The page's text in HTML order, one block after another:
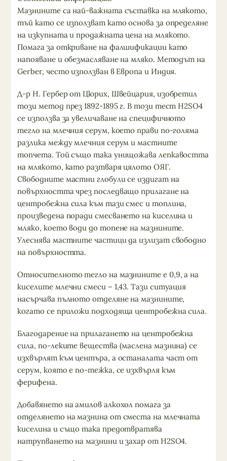
Мазнините са най-важната съставка на млякото,
тъй като се използват като основа за определяне
на изкупната и продажната цена на млякото.
Помага за откриване на фалшификации като
напояване и обезмасляване на мляко. Методът на
Gerber, често използван в Европа и Индия.
Д-р Н. Гербер от Цюрих, Швейцария, изобретил
този метод през 1892-1895 г. В този тест H2SO4
се използва за увеличаване на специфичното
тегло на млечния серум, което прави по-голяма
разлика между млечния серум и мастните
топчета. Той също така унищожава лепкавостта
на млякото, като разтваря цялото ОЯГ.
Свободните мастни глобули се издигат на
повърхността чрез последващо прилагане на
центробежна сила към тази смес и топлина,
произведена поради смесването на киселина и
мляко, което води до топене на мазнините.
Улеснява мастните частици да излизат свободно
на повърхността.
Относителното тегло на мазнините е 0,9, а на
киселите млечни смеси – 1,43. Тази ситуация
насърчава пълното отделяне на мазнините,
когато се приложи подходяща центробежна сила.
Благодарение на прилагането на центробежна
сила, по-леките вещества (маслена мазнина) се
изхвърлят към центъра, а останалата част от
серум, която е по-тежка, се изхвърля към
ферифена.
Добавянето на амилов алкохол помага за
отделянето на мазнина от сместа на млечната
киселина и също така предотвратява
натрупването на мазнини и захар от H2SO4.